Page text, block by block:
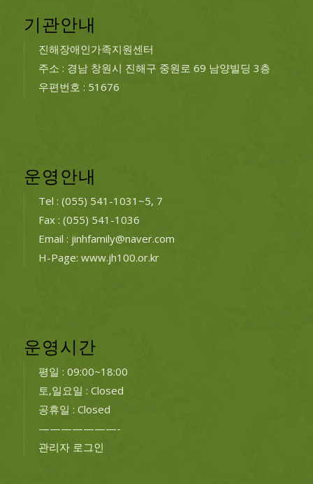
기관안내
진해장애인가족지원센터
주소 : 경남 창원시 진해구 중원로 69 남양빌딩 3층
우편번호 : 51676
운영안내
Tel : (055) 541-1031~5, 7
Fax : (055) 541-1036
Email : jinhfamily@naver.com
H-Page: www.jh100.or.kr
운영시간
평일 : 09:00~18:00
토,일요일 : Closed
공휴일 : Closed
———————-
관리자 로그인